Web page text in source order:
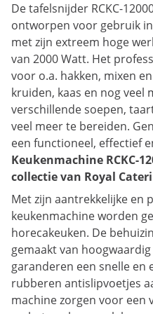
De tafelsnijder RCKC-
ontworpen voor gebruik
met zijn extreem hoge
van 2000 Watt. Het
voor o.a. hakken, mixen
kruiden, kaas en nog veel
verschillende soepen,
veel meer te bereiden.
een functioneel, effectief
Keukenmachine RCKC-
collectie van Royal
Met zijn aantrekkelijke en
keukenmachine worden
horecakeuken. De
gemaakt van
garanderen een snelle en
rubberen antislipvoetjes
machine zorgen voor een